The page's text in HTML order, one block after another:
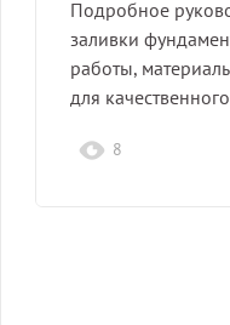
Подробное
заливки
работы,
для
8